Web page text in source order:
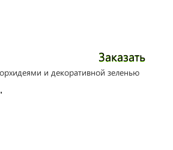
Заказать